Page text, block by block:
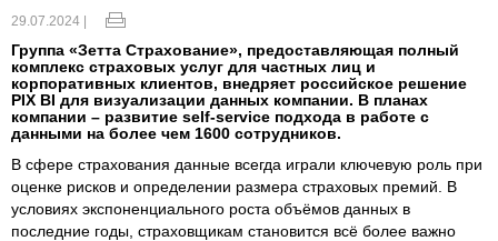
29.07.2024 |
Группа «Зетта Страхование», предоставляющая полный
комплекс страховых услуг для частных лиц и
корпоративных клиентов, внедряет российское решение
PIX BI для визуализации данных компании. В планах
компании – развитие self-service подхода в работе с
данными на более чем 1600 сотрудников.
В сфере страхования данные всегда играли ключевую роль при
оценке рисков и определении размера страховых премий. В
условиях экспоненциального роста объёмов данных в
последние годы, страховщикам становится всё более важно